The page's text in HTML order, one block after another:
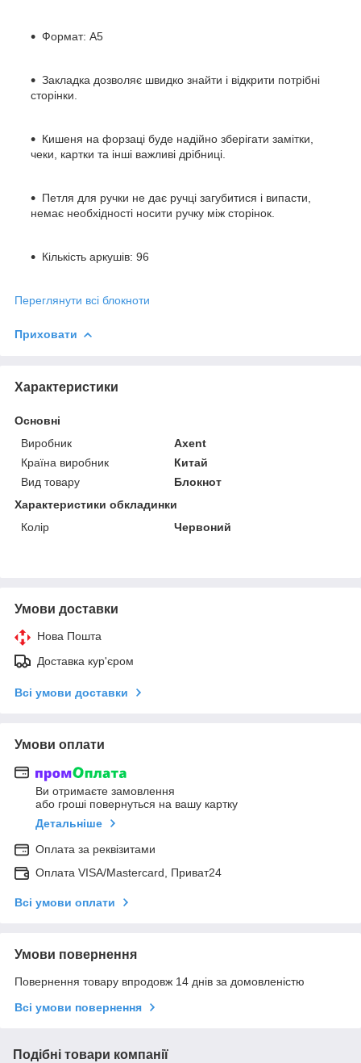
Формат: А5
Закладка дозволяє швидко знайти і відкрити потрібні
сторінки.
Кишеня на форзаці буде надійно зберігати замітки,
чеки, картки та інші важливі дрібниці.
Петля для ручки не дає ручці загубитися і випасти,
немає необхідності носити ручку між сторінок.
Кількість аркушів: 96
Переглянути всі блокноти
Приховати
Характеристики
Основні
Виробник
Axent
Країна виробник
Китай
Вид товару
Блокнот
Характеристики обкладинки
Колір
Червоний
Умови доставки
Нова Пошта
Доставка кур'єром
Всі умови доставки
Умови оплати
Ви отримаєте замовлення
або гроші повернуться на вашу картку
Детальніше
Оплата за реквізитами
Оплата VISA/Mastercard, Приват24
Всі умови оплати
Умови повернення
Повернення товару впродовж 14 днів за домовленістю
Всі умови повернення
Подібні товари компанії